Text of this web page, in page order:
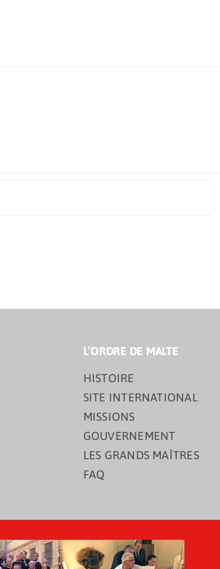
L’ORDRE DE MALTE
HISTOIRE
SITE INTERNATIONAL
MISSIONS
GOUVERNEMENT
LES GRANDS MAÎTRES
FAQ